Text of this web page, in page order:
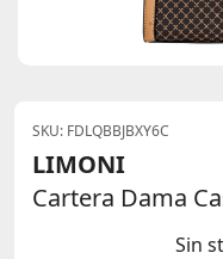
SKU: FDLQBBJBXY6C
LIMONI
Cartera Dama
Sin